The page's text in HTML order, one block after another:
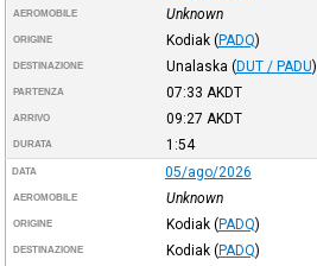
AEROMOBILE Unknown
ORIGINE Kodiak (PADQ)
DESTINAZIONE Unalaska (DUT / PADU)
PARTENZA 07:33 AKDT
ARRIVO 09:27 AKDT
DURATA 1:54
DATA 05/ago/2026
AEROMOBILE Unknown
ORIGINE Kodiak (PADQ)
DESTINAZIONE Kodiak (PADQ)